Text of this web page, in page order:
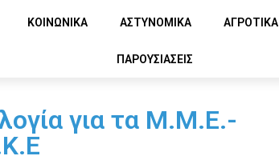
ΚΟΙΝΩΝΙΚΑ ΑΣΤΥΝΟΜΙΚΑ ΑΓΡΟΤΙΚΑ
ΠΑΡΟΥΣΙΑΣΕΙΣ
για τα Μ.Μ.Ε.-